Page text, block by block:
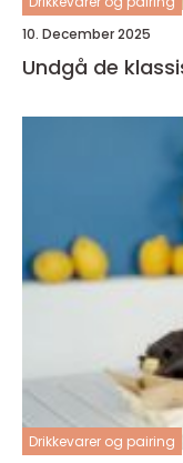
10. December 2025
Undgå de
Drikkevarer og pairing